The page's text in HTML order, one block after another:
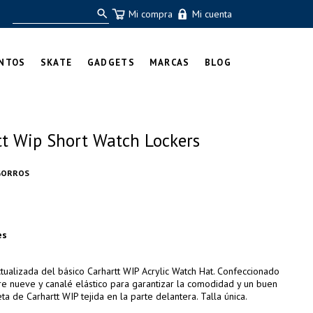
Mi compra Mi cuenta
SKATE GADGETS MARCAS BLOG
Wip Short Watch Lockers
del básico Carhartt WIP Acrylic Watch Hat. Confeccionado
nueve y canalé elástico para garantizar la comodidad y un buen
de Carhartt WIP tejida en la parte delantera. Talla única.